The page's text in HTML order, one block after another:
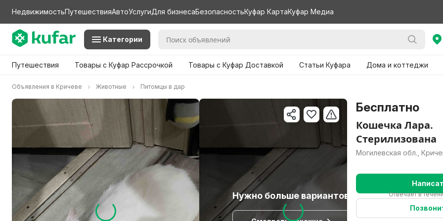
НедвижимостьПутешествияАвтоУслугиДля бизнесаБезопасностьКуфар КартаКуфар Медиа
Категории
Путешествия Товары с Куфар Рассрочкой Товары с Куфар Доставкой Статьи Куфара Дома и коттеджи
Объявления в Кричеве Животные Питомцы в дар
Нужно больше вариантов?
Бесплатно
Кошечка Лара.
Стерилизована
Могилевская обл.,
Отвечает в